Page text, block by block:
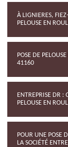
À LIGNIERES,
PELOUSE EN
POSE DE
41160
ENTREPRISE DR :
PELOUSE EN
POUR UNE POSE
LA SOCIÉTÉ